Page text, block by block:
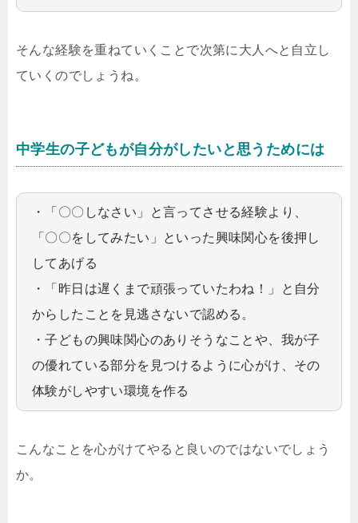
そんな経験を重ねていくことで次第に大人へと自立し
ていくのでしょうね。
中学生の子どもが自分がしたいと思うためには
・「〇〇しなさい」と言ってさせる経験より、
「〇〇をしてみたい」といった興味関心を後押し
してあげる
・「昨日は遅くまで頑張っていたわね！」と自分
からしたことを見逃さないで認める。
・子どもの興味関心のありそうなことや、我が子
の優れている部分を見つけるように心がけ、その
体験がしやすい環境を作る
こんなことを心がけてやると良いのではないでしょう
か。